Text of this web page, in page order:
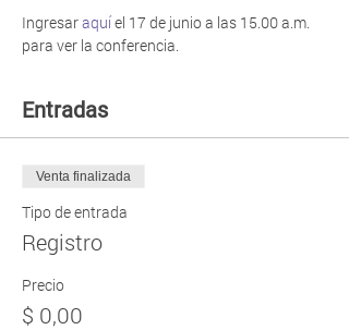
Ingresar aquí el 17 de junio a las 15.00 a.m.
para ver la conferencia.
Entradas
Venta finalizada
Tipo de entrada
Registro
Precio
$ 0,00